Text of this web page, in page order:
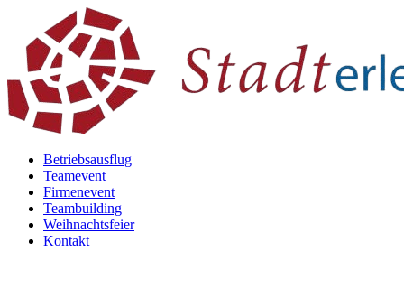
Betriebsausflug
Teamevent
Firmenevent
Teambuilding
Weihnachtsfeier
Kontakt